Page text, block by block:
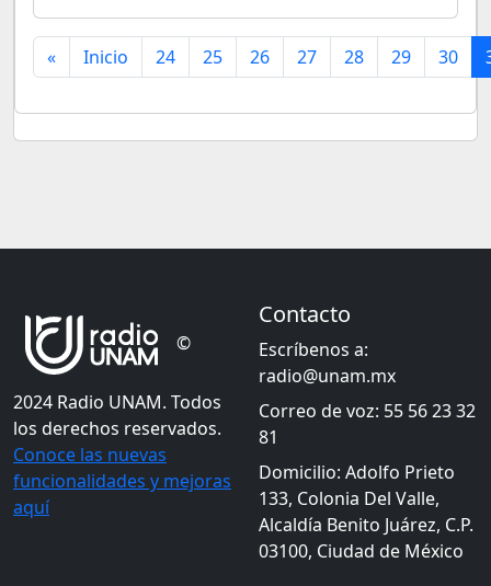
« Inicio 24 25 26 27 28 29 30
©
2024 Radio UNAM. Todos
los derechos reservados.
Conoce las nuevas
funcionalidades y mejoras
aquí
Contacto
Escríbenos a:
radio@unam.mx
Correo de voz: 55 56 23 32
81
Domicilio: Adolfo Prieto
133, Colonia Del Valle,
Alcaldía Benito Juárez, C.P.
03100, Ciudad de México